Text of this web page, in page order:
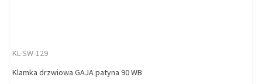
KL-SW-129
Klamka drzwiowa GAJA patyna 90 WB